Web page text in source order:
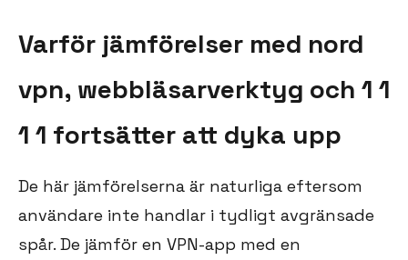
Varför jämförelser med nord
vpn, webbläsarverktyg och 1 1
1 1 fortsätter att dyka upp
De här jämförelserna är naturliga eftersom
användare inte handlar i tydligt avgränsade
spår. De jämför en VPN-app med en